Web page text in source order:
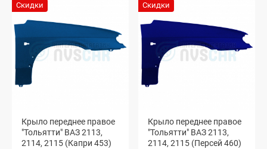
Скидки
Крыло переднее правое
"Тольятти" ВАЗ 2113,
2114, 2115 (Капри 453)
Скидки
Крыло переднее правое
"Тольятти" ВАЗ 2113,
2114, 2115 (Персей 460)